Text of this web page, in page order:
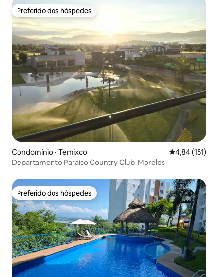
Preferido dos hóspedes
Preferido dos hóspedes
Condomínio ⋅ Temixco 4,84 de uma
4,84 (151)
Departamento Paraiso Country Club-Morelos
Preferido dos hóspedes
Preferido dos hóspedes